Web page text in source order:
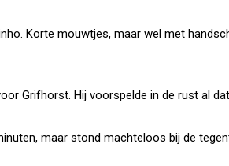
Korte mouwtjes, maar wel met
Grifhorst. Hij voorspelde in de rust al
maar stond machteloos bij de